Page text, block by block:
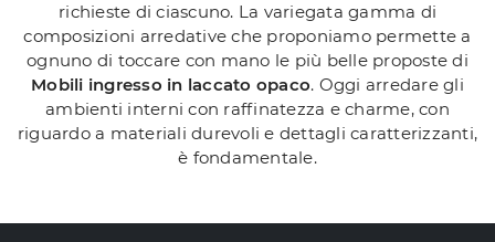
richieste di ciascuno. La variegata gamma di
composizioni arredative che proponiamo permette a
ognuno di toccare con mano le più belle proposte di
Mobili ingresso in laccato opaco. Oggi arredare gli
ambienti interni con raffinatezza e charme, con
riguardo a materiali durevoli e dettagli caratterizzanti,
è fondamentale.